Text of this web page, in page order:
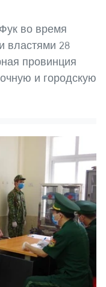
во время
властями 28
провинция
и городскую